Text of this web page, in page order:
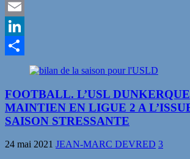
Twitter
Email
LinkedIn
Partager
FOOTBALL. L’USL
MAINTIEN EN LIGUE 2 A
SAISON STRESSANTE
24 mai 2021 JEAN-MARC DEVRED 3